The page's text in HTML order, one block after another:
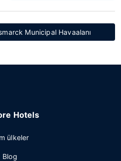
Municipal Havaalanı
Hotels
ülkeler
Blog